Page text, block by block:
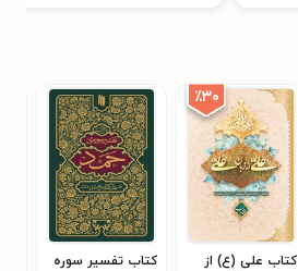
٪۳۰
کتاب علی (ع) از
کتاب تفسیر سوره